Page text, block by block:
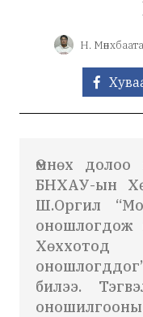
Н.
Өмнөх
БНХАУ-ын
Ш.Оргил
оношлогдож
билээ.
оношилгооны